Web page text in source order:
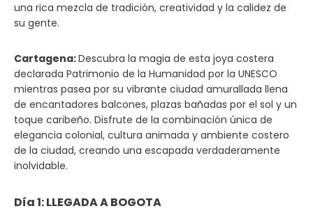
una rica mezcla de tradición, creatividad y la calidez de
su gente.
Cartagena:Descubra la magia de esta joya costera
declarada Patrimonio de la Humanidad por la UNESCO
mientras pasea por su vibrante ciudad amurallada llena
de encantadores balcones, plazas bañadas por el sol y un
toque caribeño. Disfrute de la combinación única de
elegancia colonial, cultura animada y ambiente costero
de la ciudad, creando una escapada verdaderamente
inolvidable.
Día 1: LLEGADA A BOGOTA